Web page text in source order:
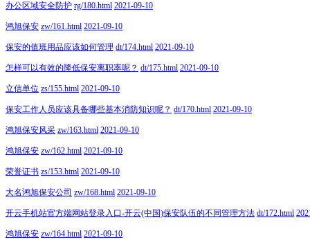
办公区域安全防护 rg/180.html 2021-09-10
鸿旭保安 zw/161.html 2021-09-10
保安的值班用品应该如何管理 dt/174.html 2021-09-10
怎样可以有效的降低保安离职率呢？ dt/175.html 2021-09-10
立信单位 zs/155.html 2021-09-10
保安工作人员应该具备哪些基本消防知识呢？ dt/170.html 2021-09-10
鸿旭保安风采 zw/163.html 2021-09-10
鸿旭保安 zw/162.html 2021-09-10
荣誉证书 zs/153.html 2021-09-10
大名鸿旭保安公司 zw/168.html 2021-09-10
开云手机站官方端网站登录入口-开云(中国)保安队伍的不同管理方法 dt/172.html
鸿旭保安 zw/164.html 2021-09-10